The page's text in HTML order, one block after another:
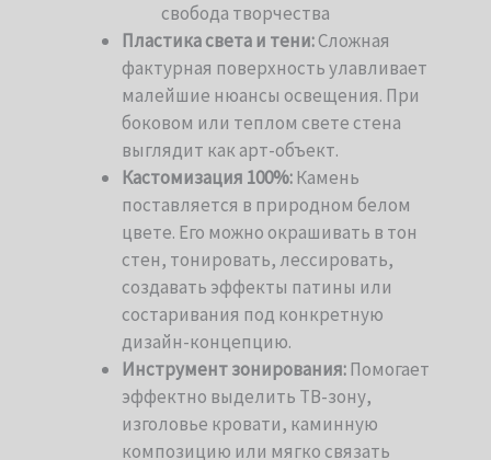
cвобода творчества
Пластика света и тени:Сложная
фактурная поверхность улавливает
малейшие нюансы освещения. При
боковом или теплом свете стена
выглядит как арт-объект.
Кастомизация 100%:Камень
поставляется в природном белом
цвете. Его можно окрашивать в тон
стен, тонировать, лессировать,
создавать эффекты патины или
состаривания под конкретную
дизайн-концепцию.
Инструмент зонирования:Помогает
эффектно выделить ТВ-зону,
изголовье кровати, каминную
композицию или мягко связать